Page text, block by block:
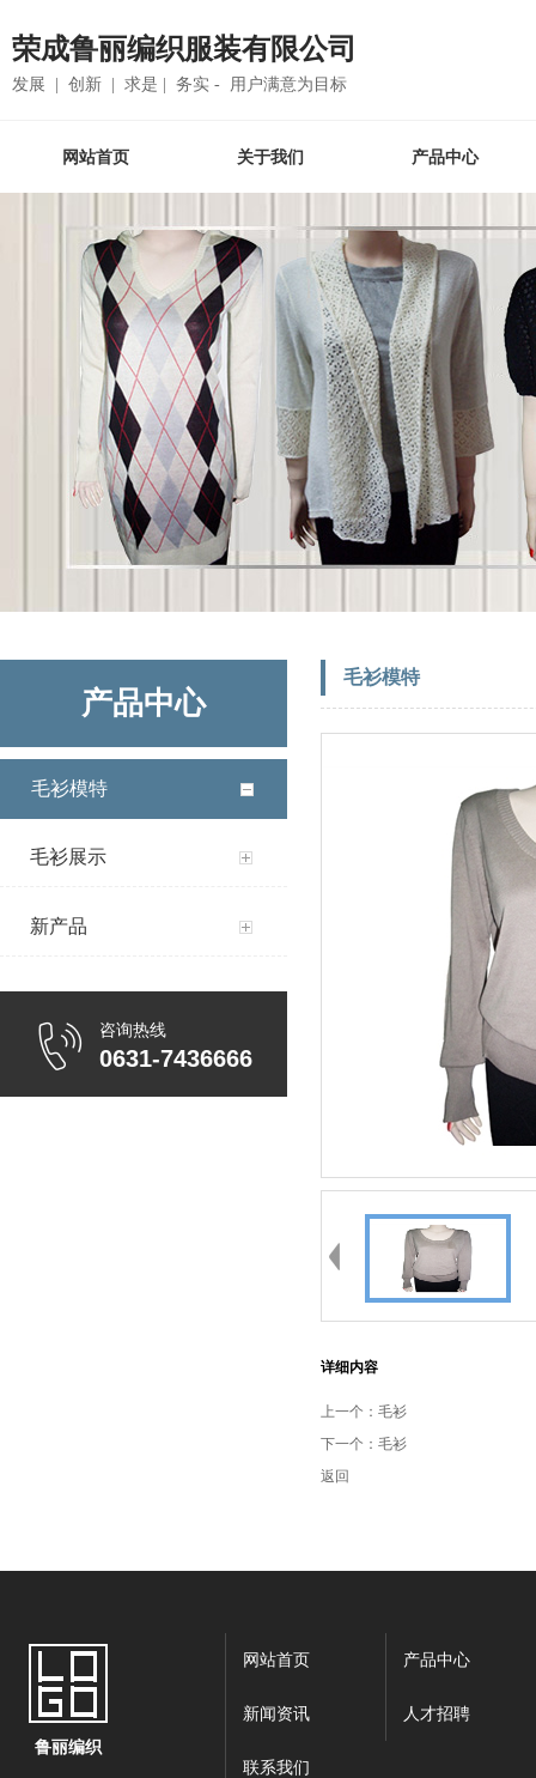
荣成鲁丽编织服装有限公司
发展 | 创新 | 求是 | 务实 - 用户满意为目标
网站首页 关于我们 产品中心
产品中心
毛衫模特
毛衫展示
新产品
咨询热线
0631-7436666
毛衫模特
详细内容
上一个： 毛衫
下一个： 毛衫
返回
鲁丽编织
网站首页 产品中心
新闻资讯 人才招聘
联系我们